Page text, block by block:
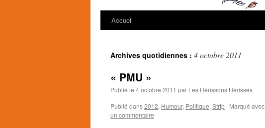
Aller
contenu
Accueil
Archives quotidiennes : 4 octobre 2011
« PMU »
Publié le 4 octobre 2011 par Les Hérissons Hérissés
Publié dans2012, Humour, Politique, Strip | Marqué avec
un commentaire